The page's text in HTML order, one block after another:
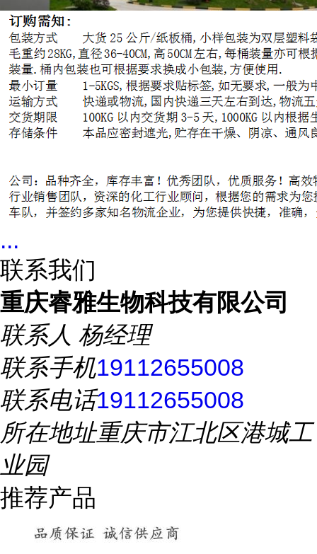
...
联系我们
重庆睿雅生物科技有限公司
联系人 杨经理
联系手机19112655008
联系电话19112655008
所在地址重庆市江北区港城工
业园
推荐产品